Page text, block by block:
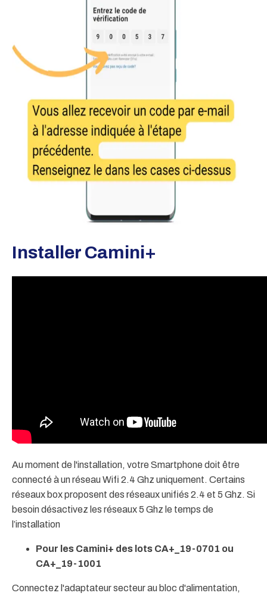
Installer Camini+
Au moment de l'installation, votre Smartphone doit être
connecté à un réseau Wifi 2.4 Ghz uniquement. Certains
réseaux box proposent des réseaux unifiés 2.4 et 5 Ghz. Si
besoin désactivez les réseaux 5 Ghz le temps de
l’installation
Pour les Camini+ des lots CA+_19-0701 ou
CA+_19-1001
Connectez l'adaptateur secteur au bloc d'alimentation,